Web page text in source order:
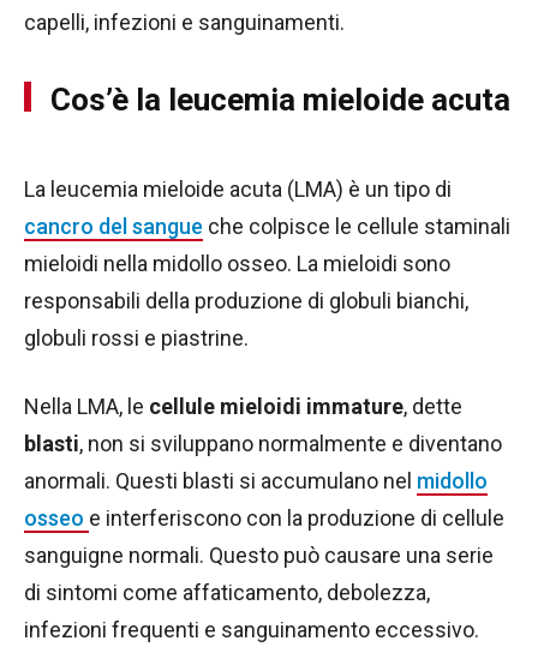
capelli, infezioni e sanguinamenti.
Cos’è la leucemia mieloide acuta
La leucemia mieloide acuta (LMA) è un tipo di
cancro del sangue che colpisce le cellule staminali
mieloidi nella midollo osseo. La mieloidi sono
responsabili della produzione di globuli bianchi,
globuli rossi e piastrine.
Nella LMA, le cellule mieloidi immature, dette
blasti, non si sviluppano normalmente e diventano
anormali. Questi blasti si accumulano nel midollo
osseo e interferiscono con la produzione di cellule
sanguigne normali. Questo può causare una serie
di sintomi come affaticamento, debolezza,
infezioni frequenti e sanguinamento eccessivo.